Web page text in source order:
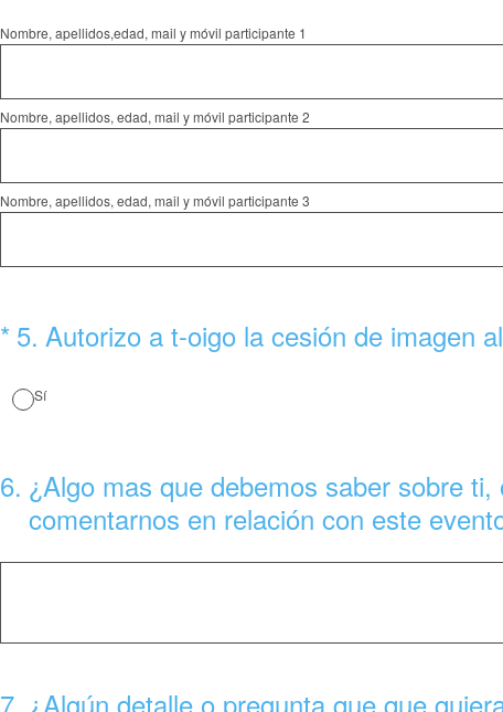
Nombre, apellidos,edad, mail y móvil participante 1
Nombre, apellidos, edad, mail y móvil participante 2
Nombre, apellidos, edad, mail y móvil participante 3
* 5. Autorizo a t-oigo la cesión de imagen
(Obligatorio).
Sí
6. ¿Algo mas que debemos saber sobre
comentarnos en relación con este
7 ¿Algún detalle o pregunta que que